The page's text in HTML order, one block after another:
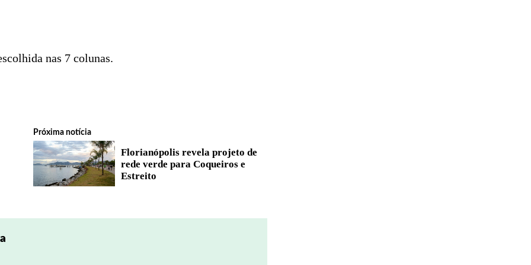
nas 7 colunas.
Próxima notícia
Florianópolis revela projeto de
rede verde para Coqueiros e
Estreito